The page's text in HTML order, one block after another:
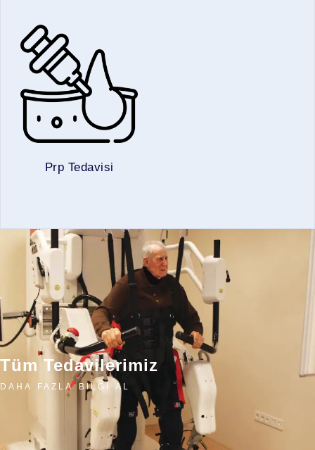
Prp Tedavisi
Tüm Tedavilerimiz
DAHA FAZLA BILGI AL